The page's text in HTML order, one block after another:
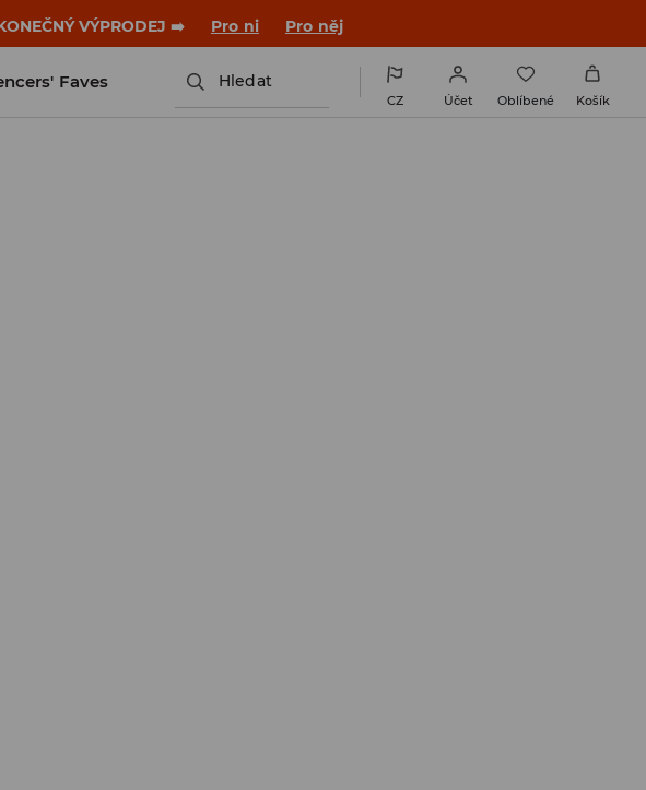
účtu 💸 NAINSTALUJTE SI APLIKACI >>
Faves Hledat
CZ Účet Oblíbené Košík